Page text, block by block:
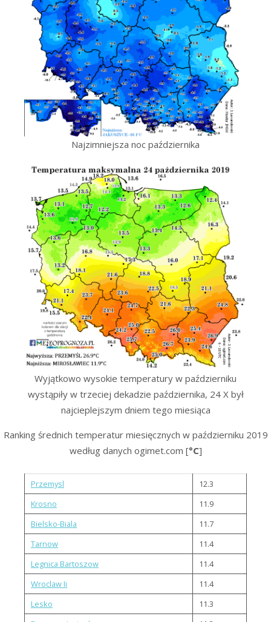
Najzimniejsza noc października
Wyjątkowo wysokie temperatury w październiku
wystąpiły w trzeciej dekadzie października, 24 X był
najcieplejszym dniem tego miesiąca
Ranking średnich temperatur miesięcznych w październiku 2019
według danych ogimet.com [°C]
Przemysl
12.3
Krosno
11.9
Bielsko-Biala
11.7
Tarnow
11.4
Legnica Bartoszow
11.4
Wroclaw Ii
11.4
Lesko
11.3